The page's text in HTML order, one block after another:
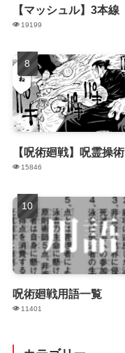
【マッシュル】3本線
19199
【呪術廻戦】呪霊操術
15846
呪術廻戦用語一覧
11401